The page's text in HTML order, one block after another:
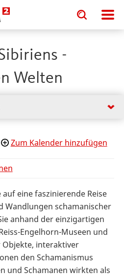
Toggle
search
input
Toggle
search
input
-
Welten
Zum Kalender hinzufügen
eine faszinierende Reise
Wandlungen schamanischer
anhand der einzigartigen
Engelhorn-Museen und
interaktiver
den Schamanismus
und Schamanen wirkten als